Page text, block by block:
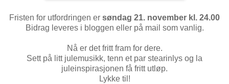
Fristen for utfordringen er søndag 21. november kl. 24.00
Bidrag leveres i bloggen eller på mail som vanlig.
Nå er det fritt fram for dere.
Sett på litt julemusikk, tenn et par stearinlys og la
juleinspirasjonen få fritt utløp.
Lykke til!